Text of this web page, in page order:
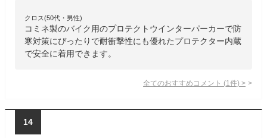
クロス(50代・男性)
コミネ製のバイク用のプロテクトウインターパーカーで防
寒対策にぴったりで耐衝撃性にも優れたプロテクター内蔵
で安全に着用できます。
全てのおすすめコメント (1 件) >
14